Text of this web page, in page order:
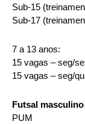
Sub-15
Sub-17
7 a 13 anos:
15 vagas – seg/
15 vagas – seg/
Futsal masculino
PUM